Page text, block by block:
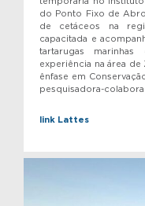
do Ponto Fixo de
de cetáceos na
capacitada e
tartarugas
experiência na área
ênfase em
pesquisadora-
link Lattes